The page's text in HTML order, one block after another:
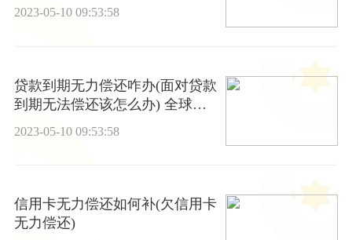
2023-05-10 09:53:58
贷款到期无力偿还咋办(面对贷款
到期无法偿还该怎么办) 全球热
2023-05-10 09:53:58
信用卡无力偿还如何补(欠信用卡
无力偿还)